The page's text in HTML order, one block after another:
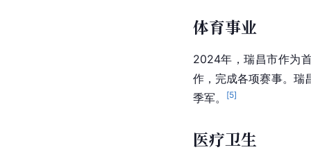
体育事业
2024年，瑞昌市作为
作，完成各项赛事。瑞
季军。
[5]
医疗卫生